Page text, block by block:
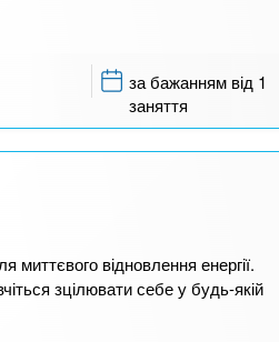
за бажанням від 1
заняття
відновлення енергії.
зцілювати себе у будь-якій